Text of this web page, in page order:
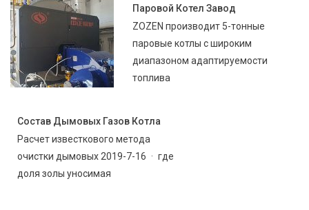
Паровой Котел Завод
ZOZEN производит 5-тонные
паровые котлы с широким
диапазоном адаптируемости
топлива
Состав Дымовых Газов Котла
Расчет известкового метода
очистки дымовых 2019-7-16 · где
доля золы уносимая